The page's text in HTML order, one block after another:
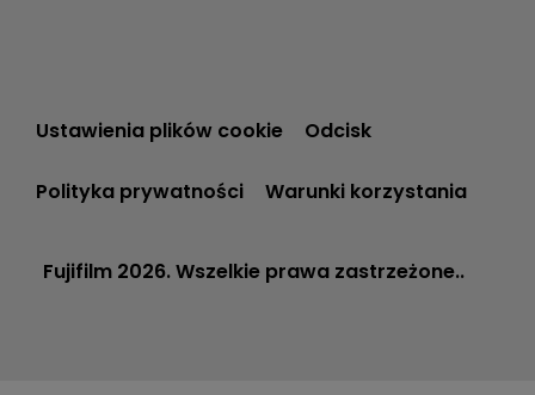
Ustawienia plików cookie Odcisk
Polityka prywatności Warunki korzystania
Fujifilm 2026. Wszelkie prawa zastrzeżone..